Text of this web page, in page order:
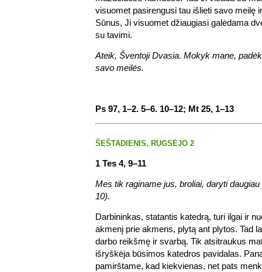
visuomet pasirengusi tau išlieti savo meilę
Sūnus, Ji visuomet džiaugiasi galėdama
su tavimi.
Ateik, Šventoji Dvasia. Mokyk mane,
savo meilės.
Ps 97, 1–2. 5–6. 10–12; Mt 25, 1–13
ŠEŠTADIENIS, RUGSĖJO 2
1 Tes 4, 9–11
Mes tik raginame jus, broliai, daryti
10).
Darbininkas, statantis katedrą, turi ilgai ir
akmenį prie akmens, plytą ant plytos. Tad
darbo reikšmę ir svarbą. Tik atsitraukus
išryškėja būsimos katedros pavidalas.
pamirštame, kad kiekvienas, net pats